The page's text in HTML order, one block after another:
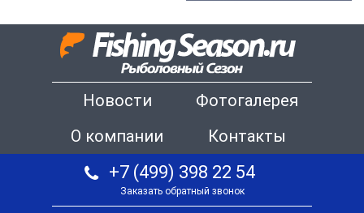
Новости
Фотогалерея
О компании
Контакты
+7 (499) 398 22 54
Заказать обратный звонок